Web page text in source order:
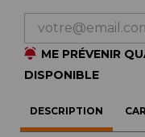
ME PRÉVENIR
DISPONIBLE
DESCRIPTION